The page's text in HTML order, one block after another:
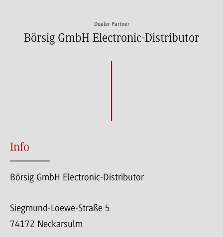
Dualer Partner
Börsig GmbH Electronic-Distributor
Info
Börsig GmbH Electronic-Distributor
Siegmund-Loewe-Straße 5
74172 Neckarsulm